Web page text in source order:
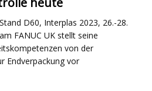
D60, Interplas 2023, 26.-28.
FANUC UK stellt seine
von der
Endverpackung vor